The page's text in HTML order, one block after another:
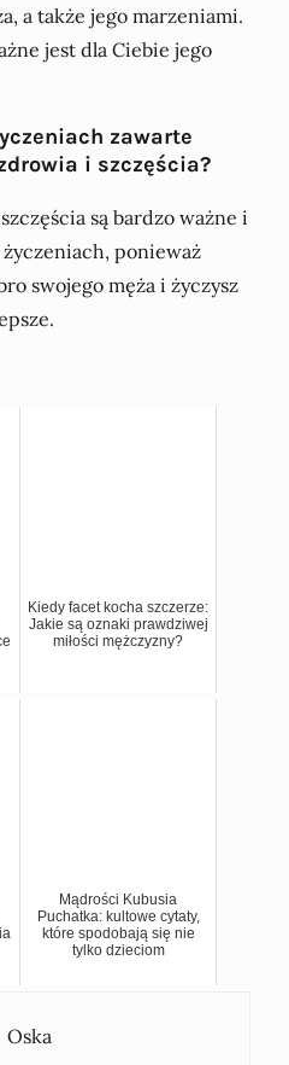
a także jego marzeniami.
jest dla Ciebie jego
zawarte
i szczęścia?
są bardzo ważne i
ponieważ
swojego męża i życzysz
Kiedy facet kocha szczerze:
Jakie są oznaki prawdziwej
miłości mężczyzny?
Mądrości Kubusia
Puchatka: kultowe cytaty,
które spodobają się nie
tylko dzieciom